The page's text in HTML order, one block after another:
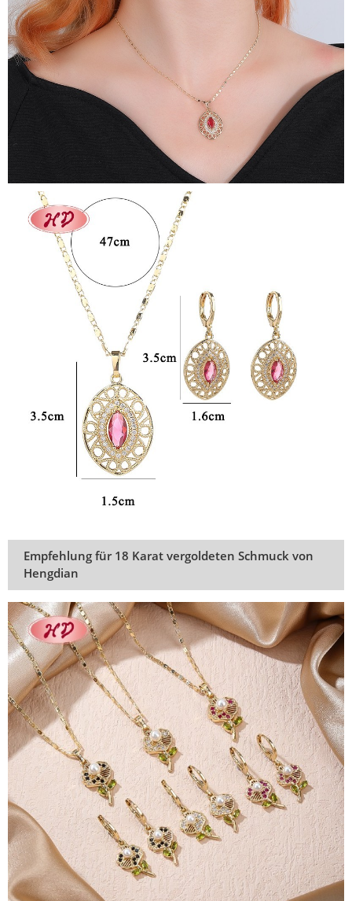
Empfehlung für 18 Karat vergoldeten Schmuck von
Hengdian